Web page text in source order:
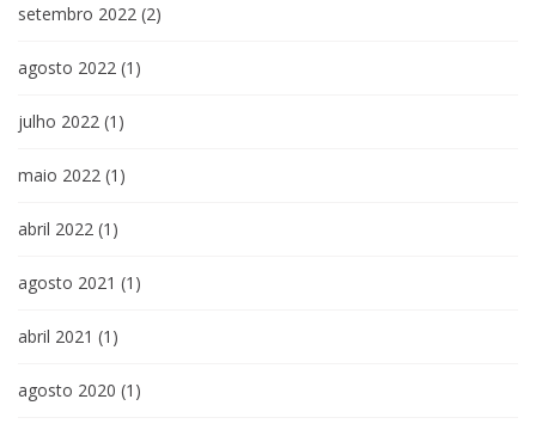
setembro 2022 (2)
agosto 2022 (1)
julho 2022 (1)
maio 2022 (1)
abril 2022 (1)
agosto 2021 (1)
abril 2021 (1)
agosto 2020 (1)